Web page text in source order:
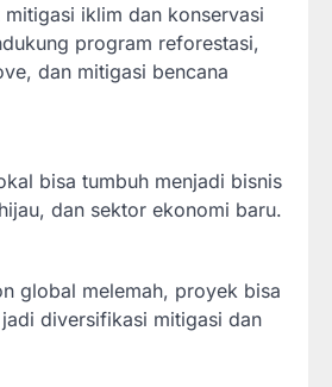
mitigasi iklim dan konservasi
program reforestasi,
dan mitigasi bencana
bisa tumbuh menjadi bisnis
dan sektor ekonomi baru.
global melemah, proyek bisa
diversifikasi mitigasi dan